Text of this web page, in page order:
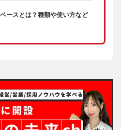
ースとは？種類や使い方など